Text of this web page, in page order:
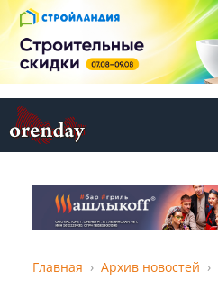
Главная Архив новостей